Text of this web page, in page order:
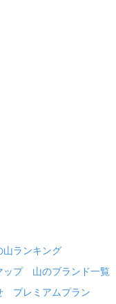
山ランキング
ップ
山のブランド一覧
プレミアムプラン